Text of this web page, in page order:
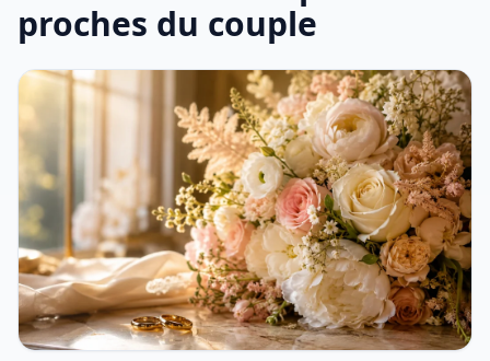
proches du couple